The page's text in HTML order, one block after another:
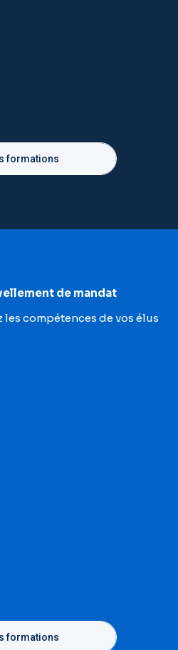
formations
de mandat
les compétences de vos élus
formations